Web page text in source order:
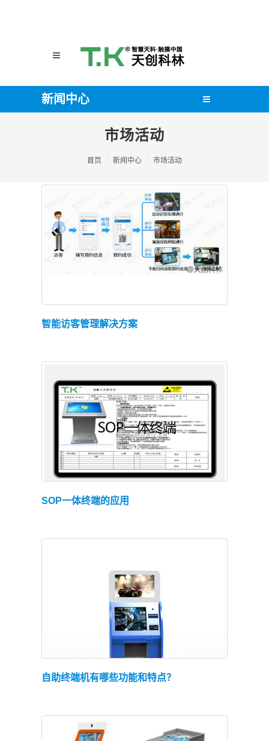
新闻中心
市场活动
首页 新闻中心 市场活动
查看详情
智能访客管理解决方案
查看详情
SOP一体终端的应用
查看详情
自助终端机有哪些功能和特点？